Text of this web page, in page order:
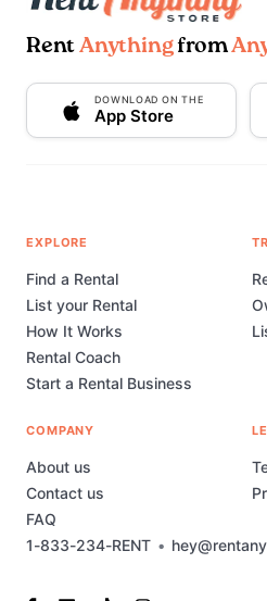
Rent Anythingfrom
DOWNLOAD ON THE
App Store
1-833-234-RENT •
EXPLORE
Find a Rental
List your Rental
How It Works
Rental Coach
Start a Rental Business
COMPANY
About us
Contact us
FAQ